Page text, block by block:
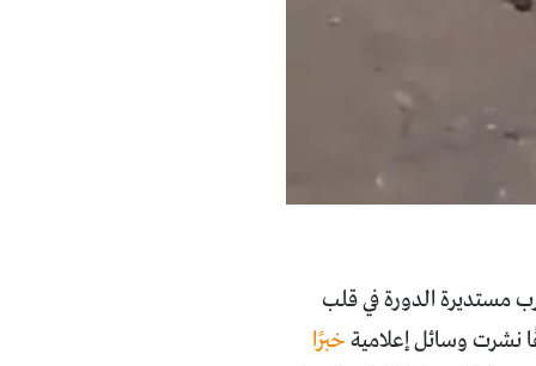
مستديرة الدورة في قلب
نشرت وسائل إعلامية خبرًا